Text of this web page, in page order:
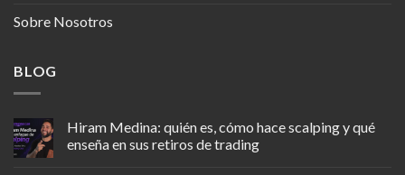
Sobre Nosotros
BLOG
Hiram Medina: quién es, cómo hace scalping y qué
enseña en sus retiros de trading